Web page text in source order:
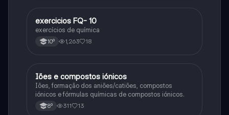
Fisica e Quimica
exercicios FQ- 10
exercícios de química
10º 1,263 18
Fisica e Quimica
Iões e compostos iónicos
Iões, formação dos aniões/catiões, compostos
iónicos e fórmulas químicas de compostos iónicos.
8º 311 13